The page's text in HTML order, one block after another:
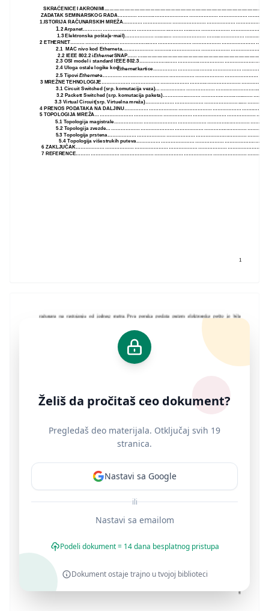
1
SKRAĆENICE I
ZADATAK SEMINARSKOG
1.ISTORIJA RAČUNARSKIH
1.2
1.3 Elektronska pošta(e-
2
2.1 MAC nivo kod
2.2 IEEE 802.2 iEthernetSNAP……….........................................................................................7
2.3 OSI model i standard IEEE
2.4 Uloga ostale logike kodEthernetkartice………………………..……..………………….………8
2.5 TipoviEthernet-
3 MREŽNE
3.1 Circuit Switched (srp. komutacija veza)…………….……………………….…..…………...…10
3.2 Packett Switched (srp. komutacija paketa)…………...…………………..……..…..……….10
3.3 Virtual Circuit(srp. Virtuelna mreža)…………………………………………………...…………11
4 PRENOS PODATAKA NA
5 TOPOLOGIJA
5.1 Topologija
5.2 Topologija
5.3 Topologija
5.4 Topologija višestrukih
6
7
Želiš da pročitaš ceo dokument?
Pregledaš deo materijala. Otključaj svih 19
stranica.
Nastavi sa Google
ili
Nastavi sa emailom
Podeli dokument = 14 dana besplatnog pristupa
Dokument ostaje trajno u tvojoj biblioteci